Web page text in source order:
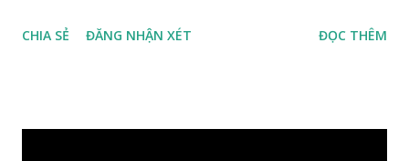
hưởng của phong thủy. Nói cách khác, số mệnh và sinh ra
CHIA SẺ ĐĂNG NHẬN XÉT ĐỌC THÊM